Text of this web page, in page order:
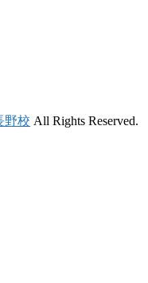
野校 All Rights Reserved.